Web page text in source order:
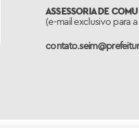
ASSESSORIA DE
(e-mail exclusivo para